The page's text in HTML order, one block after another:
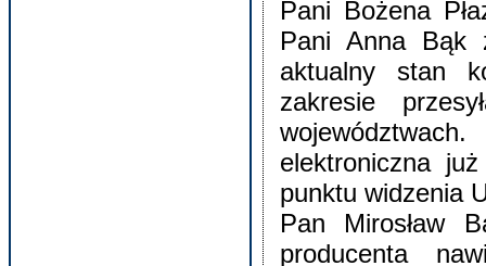
Pani Bożena
Pani Anna Bąk
aktualny stan
zakresie
elektroniczna
punktu widzenia
Pan Mirosław
producenta